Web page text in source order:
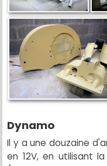
Dynamo
Il y a une douzaine
en 12V, en utilisant